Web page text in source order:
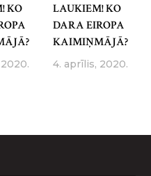
KO
LAUKIEM! KO
DARA EIROPA
KAIMIŅMĀJĀ?
4. aprīlis, 2020.